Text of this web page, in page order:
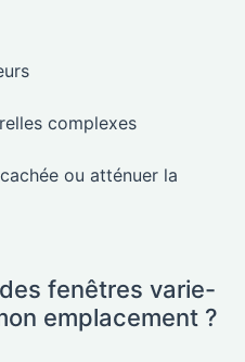
complexes
ou atténuer la
fenêtres varie-
emplacement ?